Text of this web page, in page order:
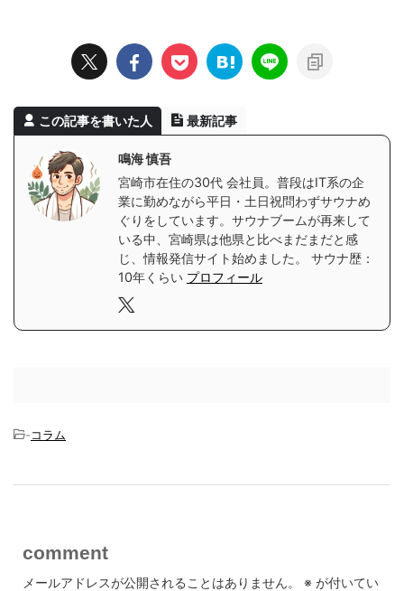
この記事を書いた人 最新記事
鳴海 慎吾
宮崎市在住の30代 会社員。普段はIT系の企
業に勤めながら平日・土日祝問わずサウナめ
ぐりをしています。サウナブームが再来して
いる中、宮崎県は他県と比べまだまだと感
じ、情報発信サイト始めました。 サウナ歴：
10年くらい プロフィール
-コラム
comment
メールアドレスが公開されることはありません。 ※ が付いてい